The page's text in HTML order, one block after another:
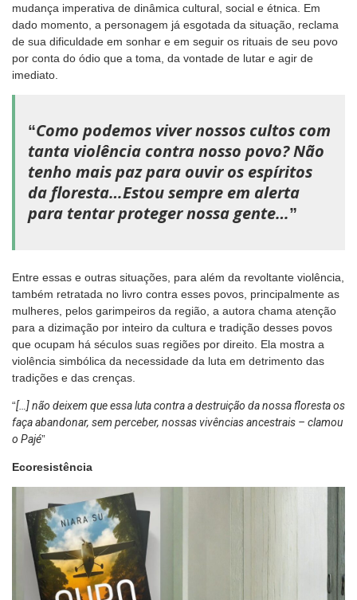
mudança imperativa de dinâmica cultural, social e étnica. Em
dado momento, a personagem já esgotada da situação, reclama
de sua dificuldade em sonhar e em seguir os rituais de seu povo
por conta do ódio que a toma, da vontade de lutar e agir de
imediato.
“Como podemos viver nossos cultos com
tanta violência contra nosso povo? Não
tenho mais paz para ouvir os espíritos
da floresta…Estou sempre em alerta
para tentar proteger nossa gente…”
Entre essas e outras situações, para além da revoltante violência,
também retratada no livro contra esses povos, principalmente as
mulheres, pelos garimpeiros da região, a autora chama atenção
para a dizimação por inteiro da cultura e tradição desses povos
que ocupam há séculos suas regiões por direito. Ela mostra a
violência simbólica da necessidade da luta em detrimento das
tradições e das crenças.
“[…] não deixem que essa luta contra a destruição da nossa floresta os
faça abandonar, sem perceber, nossas vivências ancestrais – clamou
o Pajé”
Ecoresistência